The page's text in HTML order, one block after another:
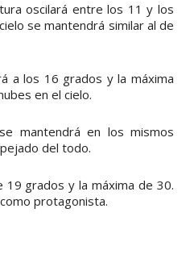
oscilará entre los 11 y los
se mantendrá similar al de
a los 16 grados y la máxima
en el cielo.
mantendrá en los mismos
del todo.
19 grados y la máxima de 30.
protagonista.